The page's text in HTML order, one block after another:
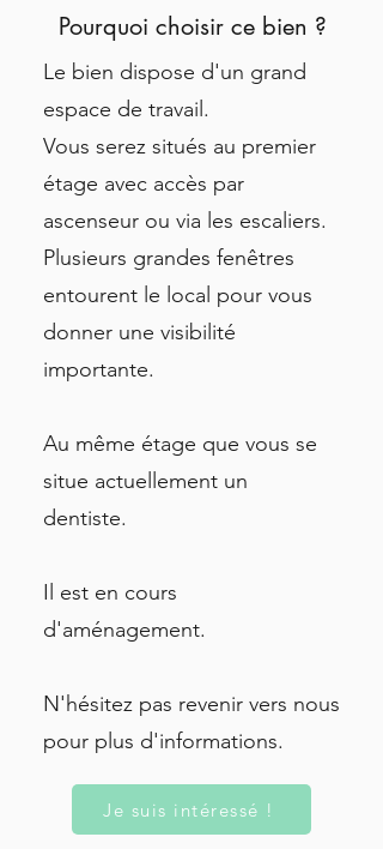
Pourquoi choisir ce bien ?
Le bien dispose d'un grand
espace de travail.
Vous serez situés au premier
étage avec accès par
ascenseur ou via les escaliers.
Plusieurs grandes fenêtres
entourent le local pour vous
donner une visibilité
importante.
Au même étage que vous se
situe actuellement un
dentiste.
Il est en cours
d'aménagement.
N'hésitez pas revenir vers nous
pour plus d'informations.
Je suis intéressé !